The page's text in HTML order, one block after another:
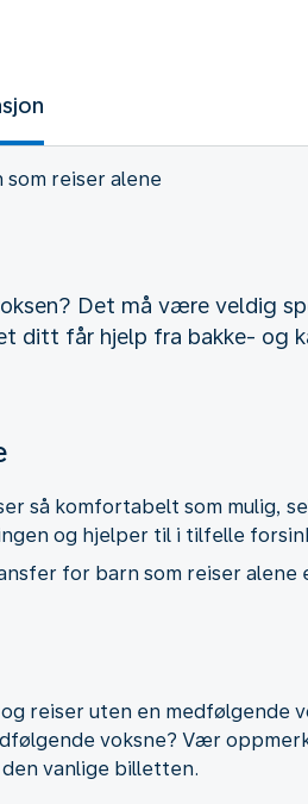
som reiser alene
Det må være veldig
ditt får hjelp fra bakke- og
så komfortabelt som mulig,
og hjelper til i tilfelle
for barn som reiser
reiser uten en medfølgende
voksne? Vær
vanlige billetten.